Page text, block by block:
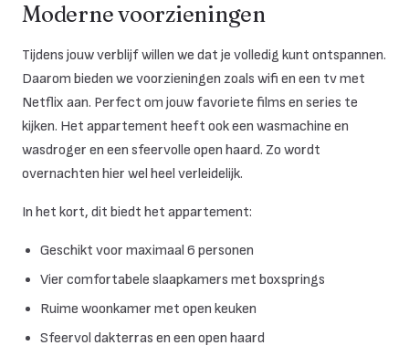
Moderne voorzieningen
Tijdens jouw verblijf willen we dat je volledig kunt ontspannen.
Daarom bieden we voorzieningen zoals wifi en een tv met
Netflix aan. Perfect om jouw favoriete films en series te
kijken. Het appartement heeft ook een wasmachine en
wasdroger en een sfeervolle open haard. Zo wordt
overnachten hier wel heel verleidelijk.
In het kort, dit biedt het appartement:
Geschikt voor maximaal 6 personen
Vier comfortabele slaapkamers met boxsprings
Ruime woonkamer met open keuken
Sfeervol dakterras en een open haard